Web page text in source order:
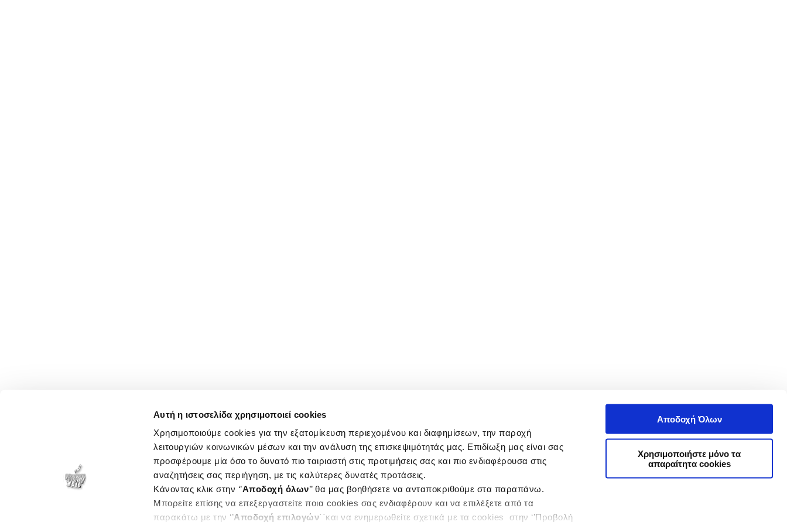
Αυτή η ιστοσελίδα χρησιμοποιεί cookies
Χρησιμοποιούμε cookies για την εξατομίκευση περιεχομένου και διαφημίσεων, την παροχή
λειτουργιών κοινωνικών μέσων και την ανάλυση της επισκεψιμότητάς μας. Επιδίωξη μας είναι σας
προσφέρουμε μία όσο το δυνατό πιο ταιριαστή στις προτιμήσεις σας και πιο ενδιαφέρουσα στις
αναζητήσεις σας περιήγηση, με τις καλύτερες δυνατές προτάσεις.
Κάνοντας κλικ στην ‘’Αποδοχή όλων’’ θα μας βοηθήσετε να ανταποκριθούμε στα παραπάνω.
Μπορείτε επίσης να επεξεργαστείτε ποια cookies σας ενδιαφέρουν και να επιλέξετε από τα
παρακάτω με την ‘’Αποδοχή επιλογών΄΄και να ενημερωθείτε σχετικά με τα cookies στην ‘’Προβολή
Αποδοχή Όλων
Χρησιμοποιήστε μόνο τα
απαραίτητα cookies